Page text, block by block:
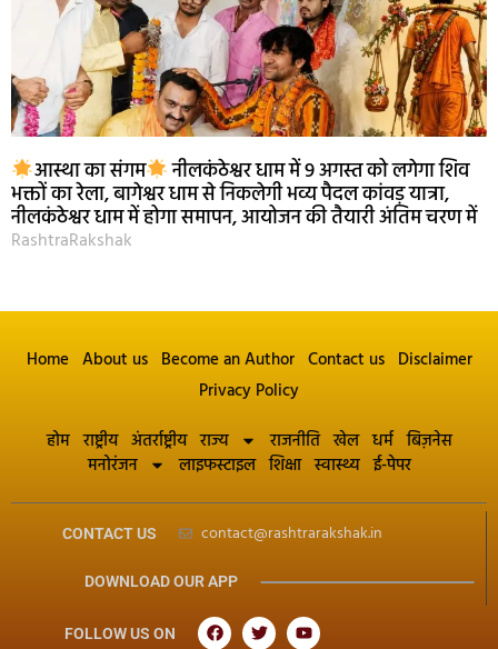
आस्था का संगम नीलकंठेश्वर धाम में 9 अगस्त को लगेगा शिव
भक्तों का रेला, बागेश्वर धाम से निकलेगी भव्य पैदल कांवड़ यात्रा,
नीलकंठेश्वर धाम में होगा समापन, आयोजन की तैयारी अंतिम चरण में
RashtraRakshak
Home About us Become an Author Contact us Disclaimer
Privacy Policy
होम राष्ट्रीय अंतर्राष्ट्रीय राज्य राजनीति खेल धर्म बिज़नेस
मनोरंजन
लाइफस्टाइल शिक्षा स्वास्थ्य ई-पेपर
CONTACT US contact@rashtrarakshak.in
DOWNLOAD OUR APP
FOLLOW US ON